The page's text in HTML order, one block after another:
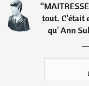
“
tout. C'était
qu' Ann